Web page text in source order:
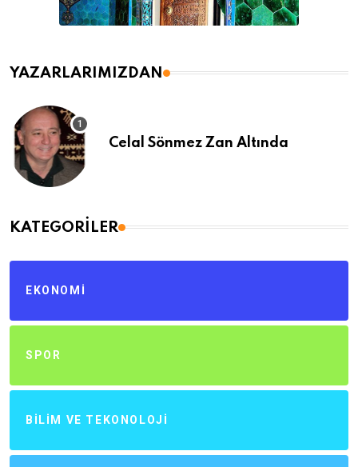
YAZARLARIMIZDAN
Celal Sönmez Zan Altında
KATEGORILER
EKONOMI
SPOR
BILIM VE TEKONOLOJI